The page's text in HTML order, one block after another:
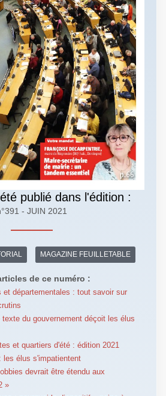
publié dans l'édition :
- JUIN 2021
MAGAZINE FEUILLETABLE
de ce numéro :
et départementales : tout savoir sur
du gouvernement déçoit les élus
et quartiers d'été : édition 2021
les élus s'impatientent
devrait être étendu aux
»